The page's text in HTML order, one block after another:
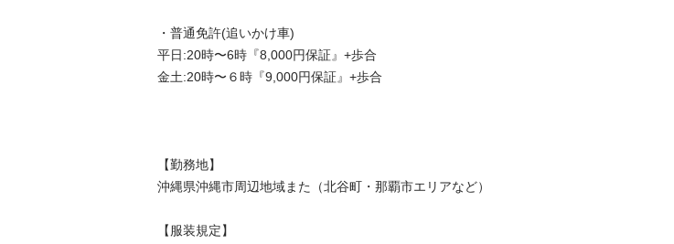
・普通免許(追いかけ車)
平日:20時〜6時『8,000円保証』+歩合
金土:20時〜６時『9,000円保証』+歩合
【勤務地】
沖縄県沖縄市周辺地域また（北谷町・那覇市エリアなど）
【服装規定】